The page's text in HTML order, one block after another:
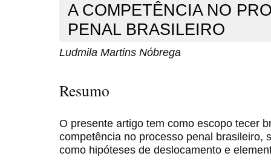
A COMPETÊNCIA NO
PENAL BRASILEIRO
Ludmila Martins Nóbrega
Resumo
O presente artigo tem como escopo tecer
competência no processo penal brasileiro,
como hipóteses de deslocamento e